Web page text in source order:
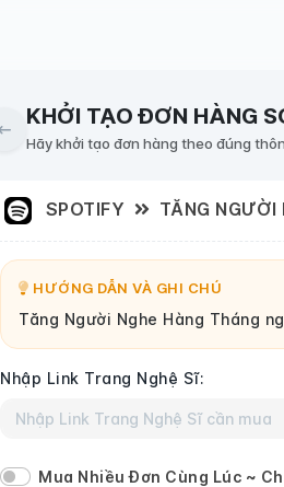
KHỞI TẠO ĐƠN HÀNG
Hãy khởi tạo đơn hàng theo đúng
SPOTIFY TĂNG NGƯỜI
HƯỚNG DẪN VÀ GHI CHÚ
Tăng Người Nghe Hàng Tháng
Nhập Link Trang Nghệ Sĩ:
Mua Nhiều Đơn Cùng Lúc ~